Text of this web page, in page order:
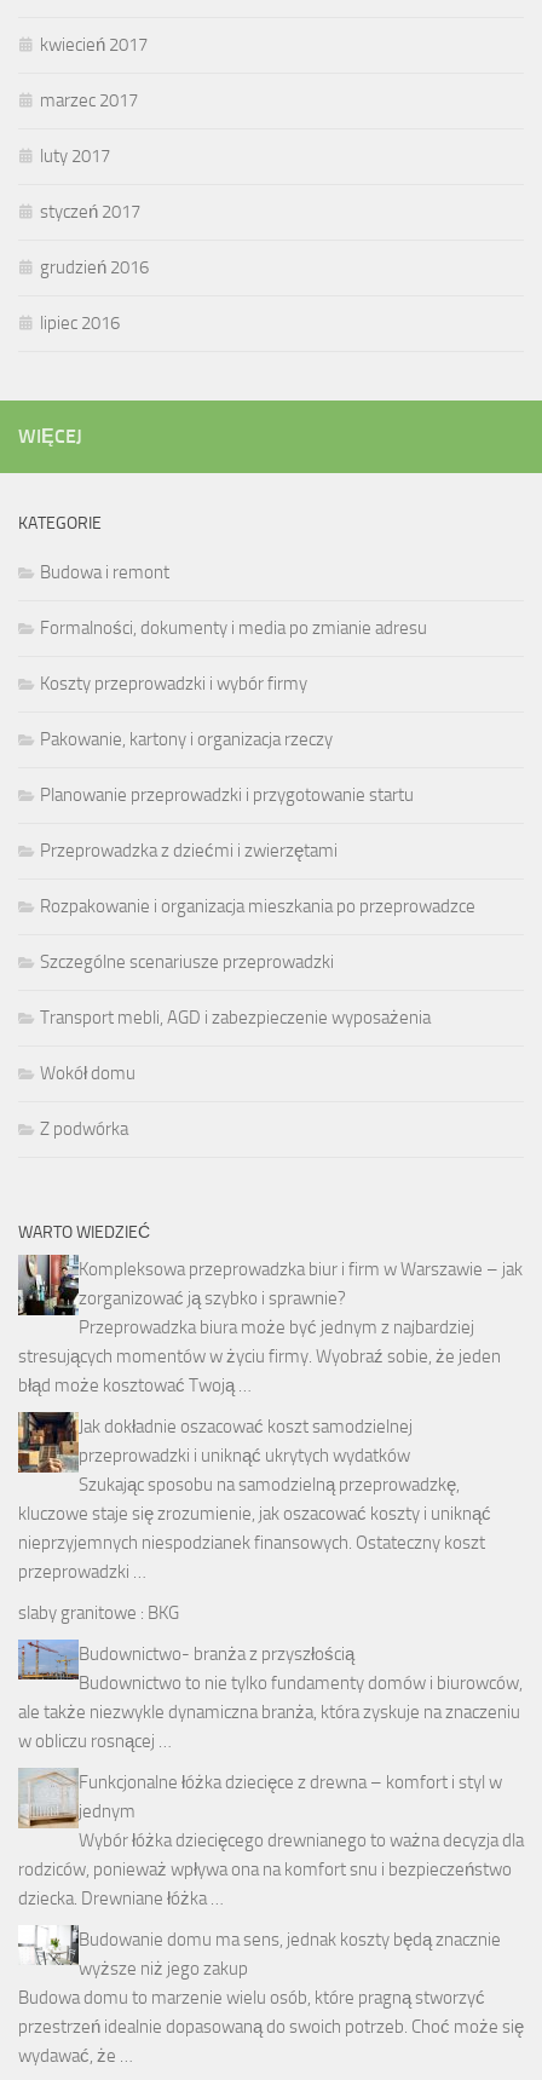
kwiecień 2017
marzec 2017
luty 2017
styczeń 2017
grudzień 2016
lipiec 2016
WIĘCEJ
KATEGORIE
Budowa i remont
Formalności, dokumenty i media po zmianie adresu
Koszty przeprowadzki i wybór firmy
Pakowanie, kartony i organizacja rzeczy
Planowanie przeprowadzki i przygotowanie startu
Przeprowadzka z dziećmi i zwierzętami
Rozpakowanie i organizacja mieszkania po przeprowadzce
Szczególne scenariusze przeprowadzki
Transport mebli, AGD i zabezpieczenie wyposażenia
Wokół domu
Z podwórka
WARTO WIEDZIEĆ
Kompleksowa przeprowadzka biur i firm w Warszawie – jak
zorganizować ją szybko i sprawnie?
Przeprowadzka biura może być jednym z najbardziej
stresujących momentów w życiu firmy. Wyobraź sobie, że jeden
błąd może kosztować Twoją …
Jak dokładnie oszacować koszt samodzielnej
przeprowadzki i uniknąć ukrytych wydatków
Szukając sposobu na samodzielną przeprowadzkę,
kluczowe staje się zrozumienie, jak oszacować koszty i uniknąć
nieprzyjemnych niespodzianek finansowych. Ostateczny koszt
przeprowadzki …
slaby granitowe : BKG
Budownictwo- branża z przyszłością
Budownictwo to nie tylko fundamenty domów i biurowców,
ale także niezwykle dynamiczna branża, która zyskuje na znaczeniu
w obliczu rosnącej …
Funkcjonalne łóżka dziecięce z drewna – komfort i styl w
jednym
Wybór łóżka dziecięcego drewnianego to ważna decyzja dla
rodziców, ponieważ wpływa ona na komfort snu i bezpieczeństwo
dziecka. Drewniane łóżka …
Budowanie domu ma sens, jednak koszty będą znacznie
wyższe niż jego zakup
Budowa domu to marzenie wielu osób, które pragną stworzyć
przestrzeń idealnie dopasowaną do swoich potrzeb. Choć może się
wydawać, że …